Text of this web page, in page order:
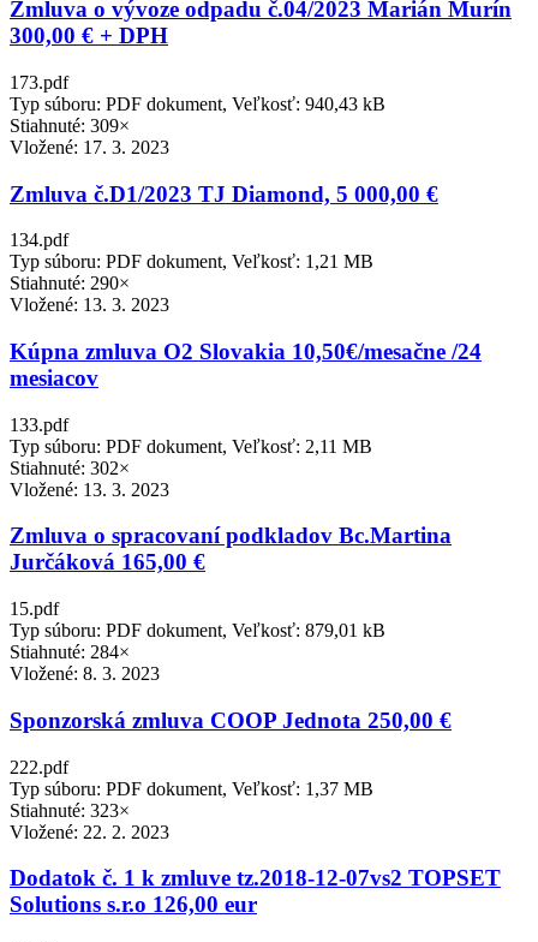
Zmluva o vývoze odpadu č.04/2023 Marián Murín
300,00 € + DPH
173.pdf
Typ súboru: PDF dokument, Veľkosť: 940,43 kB
Stiahnuté: 309×
Vložené: 17. 3. 2023
Zmluva č.D1/2023 TJ Diamond, 5 000,00 €
134.pdf
Typ súboru: PDF dokument, Veľkosť: 1,21 MB
Stiahnuté: 290×
Vložené: 13. 3. 2023
Kúpna zmluva O2 Slovakia 10,50€/mesačne /24
mesiacov
133.pdf
Typ súboru: PDF dokument, Veľkosť: 2,11 MB
Stiahnuté: 302×
Vložené: 13. 3. 2023
Zmluva o spracovaní podkladov Bc.Martina
Jurčáková 165,00 €
15.pdf
Typ súboru: PDF dokument, Veľkosť: 879,01 kB
Stiahnuté: 284×
Vložené: 8. 3. 2023
Sponzorská zmluva COOP Jednota 250,00 €
222.pdf
Typ súboru: PDF dokument, Veľkosť: 1,37 MB
Stiahnuté: 323×
Vložené: 22. 2. 2023
Dodatok č. 1 k zmluve tz.2018-12-07vs2 TOPSET
Solutions s.r.o 126,00 eur